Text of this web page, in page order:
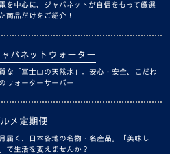
を中心に、ジャパネットが自信をもって厳選
商品だけをご紹介！
ャパネットウォーター
質な「富士山の天然水」。安心・安全、こだわ
ウォーターサーバー
ルメ定期便
届く、日本各地の名物・名産品。「美味し
で生活を変えませんか？